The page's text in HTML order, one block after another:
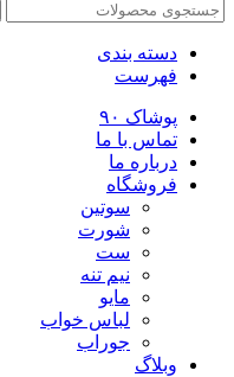
دسته بندی
فهرست
پوشاک ۹۰
تماس با ما
درباره ما
فروشگاه
سوتین
شورت
ست
نیم تنه
مایو
لباس خواب
جوراب
وبلاگ